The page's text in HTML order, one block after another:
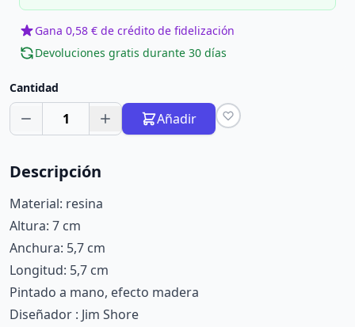
Gana 0,58 € de crédito de fidelización
Devoluciones gratis durante 30 días
Cantidad
1 Añadir
Descripción
Material: resina
Altura: 7 cm
Anchura: 5,7 cm
Longitud: 5,7 cm
Pintado a mano, efecto madera
Diseñador : Jim Shore